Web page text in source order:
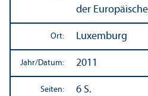
der
Ort: Luxemburg
Jahr/Datum: 2011
Seiten: 6 S.